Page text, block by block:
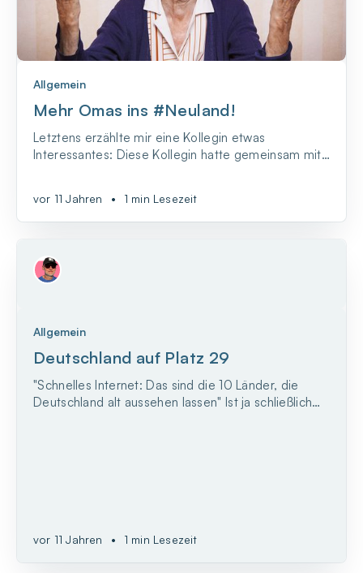
Allgemein
Mehr Omas ins #Neuland!
Letztens erzählte mir eine Kollegin etwas
Interessantes: Diese Kollegin hatte gemeinsam mit
schenken. Ziel dabei war vor allem, die Mutter an
die digitale Kommunikation zu gewöhnen, damit sie
vor 11 Jahren • 1 min Lesezeit
Allgemein
Deutschland auf Platz 29
"Schnelles Internet: Das sind die 10 Länder, die
Deutschland alt aussehen lassen" Ist ja schließlich
vor 11 Jahren • 1 min Lesezeit